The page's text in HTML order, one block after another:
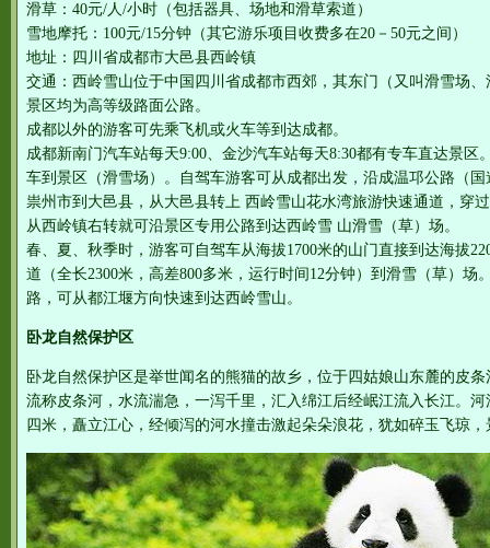
滑草：40元/人/小时（包括器具、场地和滑草索道）
雪地摩托：100元/15分钟（其它游乐项目收费多在20－50元之间）
地址：四川省成都市大邑县西岭镇
交通：西岭雪山位于中国四川省成都市西郊，其东门（又叫滑雪场
景区均为高等级路面公路。
成都以外的游客可先乘飞机或火车等到达成都。
成都新南门汽车站每天9:00、金沙汽车站每天8:30都有专车直达景区
车到景区（滑雪场）。自驾车游客可从成都出发，沿成温邛公路（
祟州市到大邑县，从大邑县转上 西岭雪山花水湾旅游快速通道，穿
从西岭镇右转就可沿景区专用公路到达西岭雪 山滑雪（草）场。
春、夏、秋季时，游客可自驾车从海拔1700米的山门直接到达海拔
道（全长2300米，高差800多米，运行时间12分钟）到滑雪（草）场
路，可从都江堰方向快速到达西岭雪山。
卧龙自然保护区
卧龙自然保护区是举世闻名的熊猫的故乡，位于四姑娘山东麓的皮
流称皮条河，水流湍急，一泻千里，汇入绵江后经岷江流入长江。
四米，矗立江心，经倾泻的河水撞击激起朵朵浪花，犹如碎玉飞琼